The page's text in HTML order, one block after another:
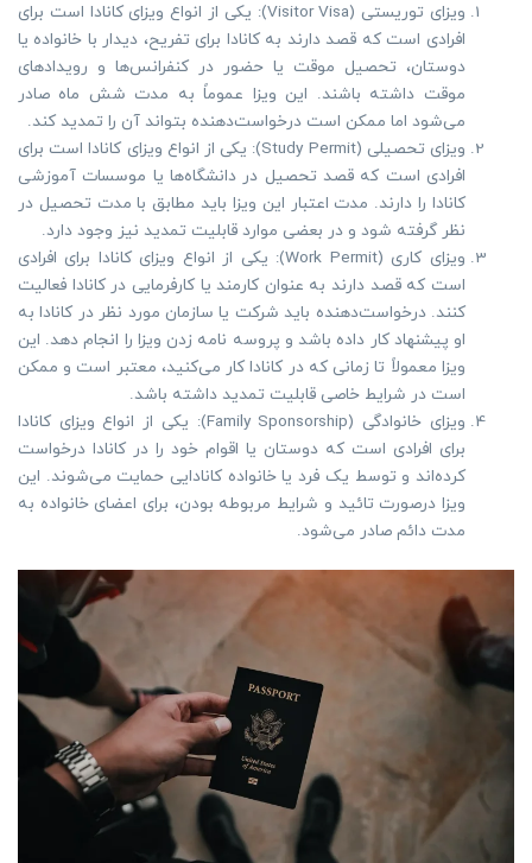
ویزای توریستی (Visitor Visa): یکی از انواع ویزای کانادا است برای
افرادی است که قصد دارند به کانادا برای تفریح، دیدار با خانواده یا
دوستان، تحصیل موقت یا حضور در کنفرانس‌ها و رویدادهای
موقت داشته باشند. این ویزا عموماً به مدت شش ماه صادر
می‌شود اما ممکن است درخواست‌دهنده بتواند آن را تمدید کند.
ویزای تحصیلی (Study Permit): یکی از انواع ویزای کانادا است برای
افرادی است که قصد تحصیل در دانشگاه‌ها یا موسسات آموزشی
کانادا را دارند. مدت اعتبار این ویزا باید مطابق با مدت تحصیل در
نظر گرفته شود و در بعضی موارد قابلیت تمدید نیز وجود دارد.
ویزای کاری (Work Permit): یکی از انواع ویزای کانادا برای افرادی
است که قصد دارند به عنوان کارمند یا کارفرمایی در کانادا فعالیت
کنند. درخواست‌دهنده باید شرکت یا سازمان مورد نظر در کانادا به
او پیشنهاد کار داده باشد و پروسه نامه‌ زدن ویزا را انجام دهد. این
ویزا معمولاً تا زمانی که در کانادا کار می‌کنید، معتبر است و ممکن
است در شرایط خاصی قابلیت تمدید داشته باشد.
ویزای خانوادگی (Family Sponsorship): یکی از انواع ویزای کانادا
برای افرادی است که دوستان یا اقوام خود را در کانادا درخواست
کرده‌اند و توسط یک فرد یا خانواده کانادایی حمایت می‌شوند. این
ویزا درصورت تائید و شرایط مربوطه بودن، برای اعضای خانواده به
مدت دائم صادر می‌شود.